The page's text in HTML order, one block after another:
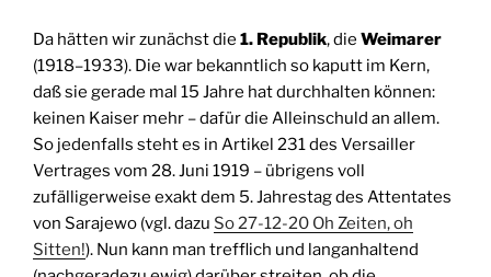
Da hätten wir zunächst die 1. Republik, die Weimarer
(1918–1933). Die war bekanntlich so kaputt im Kern,
daß sie gerade mal 15 Jahre hat durchhalten können:
keinen Kaiser mehr – dafür die Alleinschuld an allem.
So jedenfalls steht es in Artikel 231 des Versailler
Vertrages vom 28. Juni 1919 – übrigens voll
zufälligerweise exakt dem 5. Jahrestag des Attentates
von Sarajewo (vgl. dazu So 27-12-20 Oh Zeiten, oh
Sitten!). Nun kann man trefflich und langanhaltend